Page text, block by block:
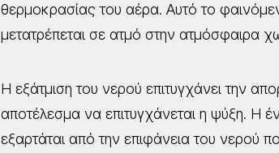
θερμοκρασίας του αέρα. Αυτό το
μετατρέπεται σε ατμό στην ατμόσφαιρα
Η εξάτμιση του νερού επιτυγχάνει την
αποτέλεσμα να επιτυγχάνεται η ψύξη. Η
εξαρτάται από την επιφάνεια του νερού